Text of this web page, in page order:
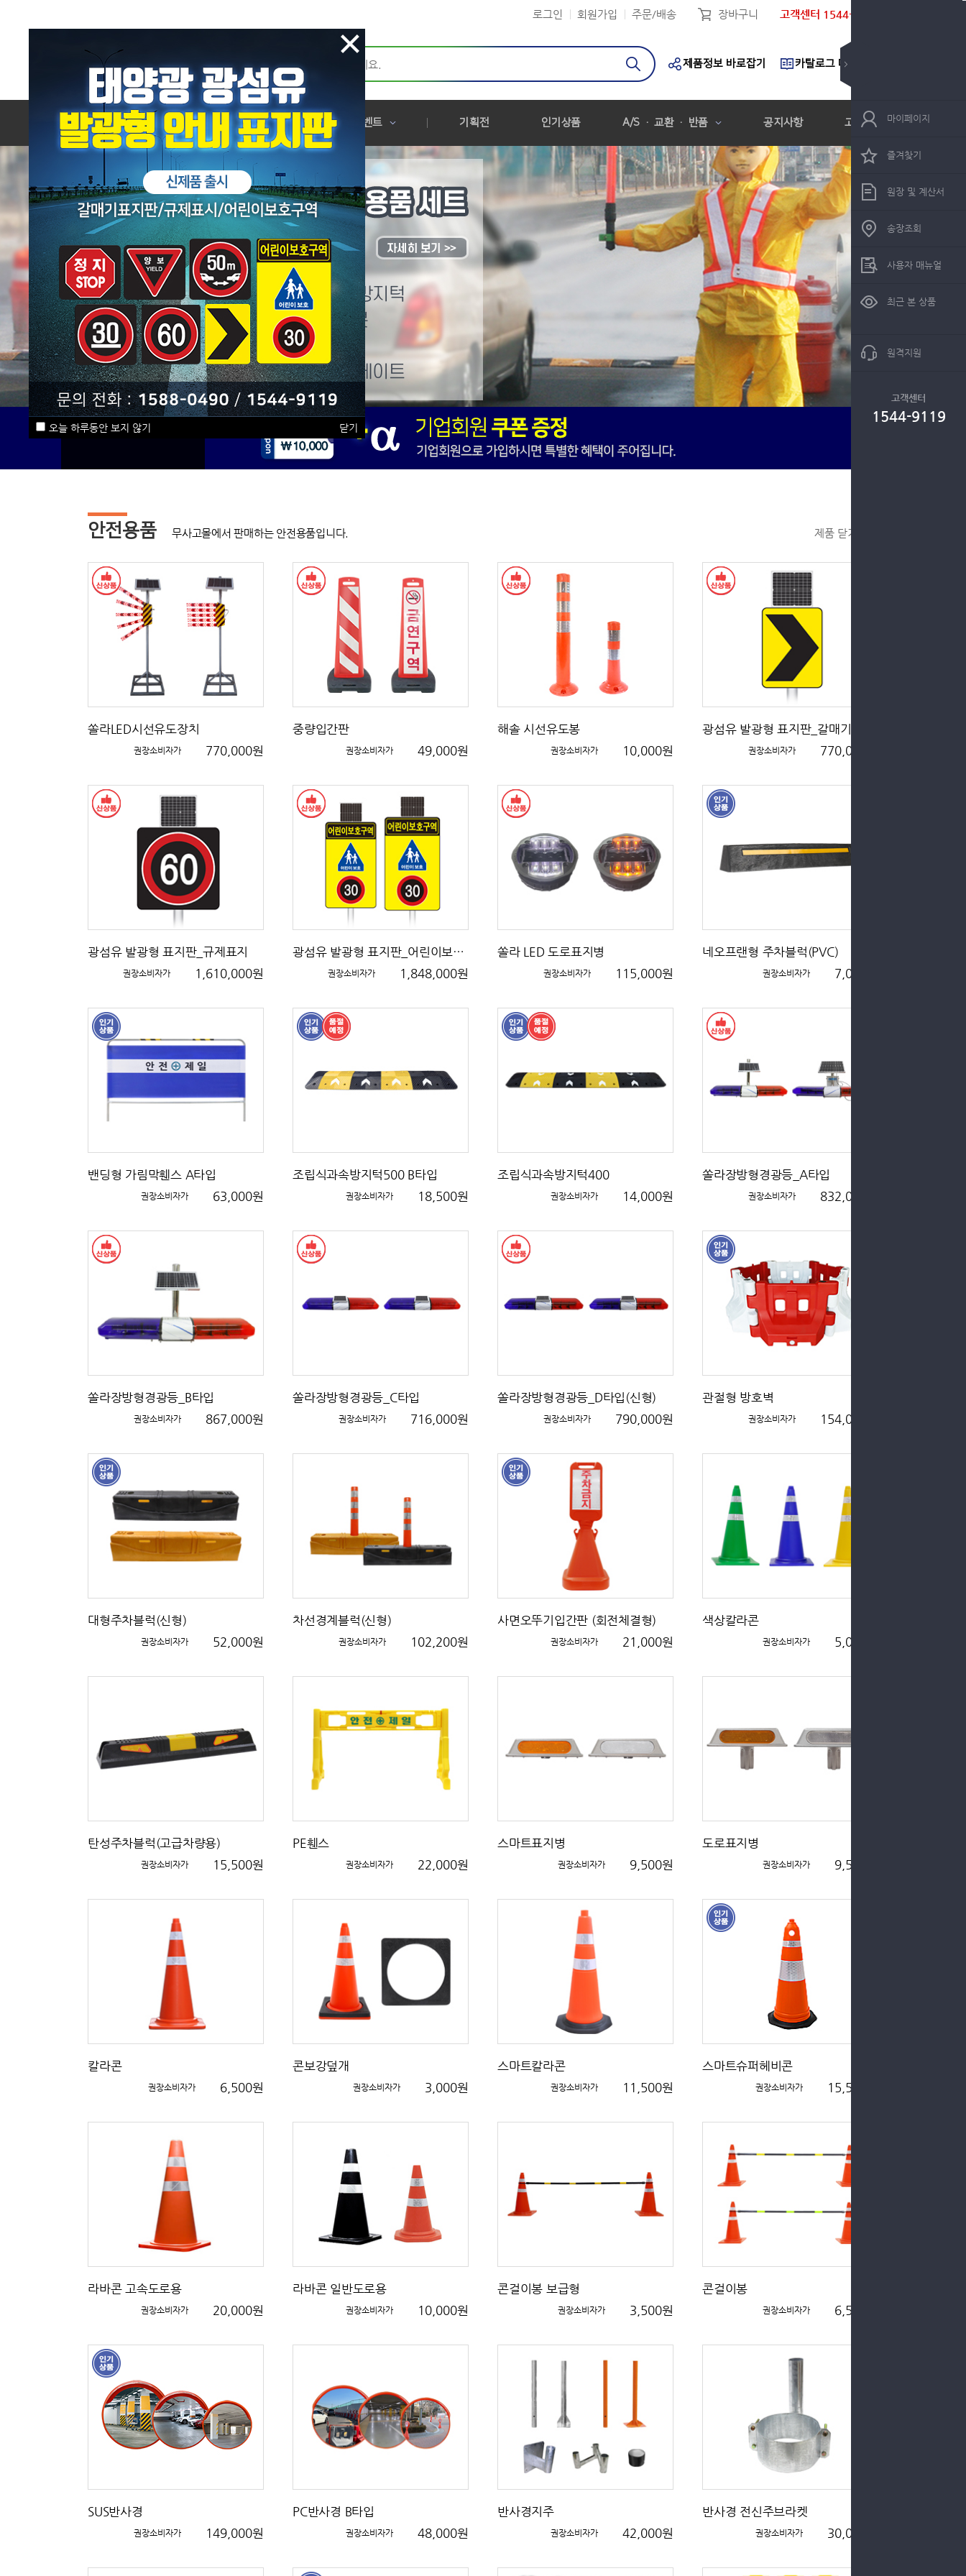
로그인 회원가입 주문/배송 장바구니 고객센터 1544-9119
제품정보 바로잡기 카탈로그 다운로드
제품 카테고리닫기
안전용품
어린이보호구역
기타
주문하기 이벤트 기획전 인기상품 A/S · 교환 · 반품 공지사항 고객센터 마이페이지
즐겨찾기
원장 및 계산서
송장조회
사용자 매뉴얼
최근 본 상품
원격지원
고객센터
1544-9119
안전용품 무사고몰에서 판매하는 안전용품입니다. 제품 닫기
쏠라LED시선유도장치
권장소비자가 770,000원
중량입간판
권장소비자가 49,000원
해솔 시선유도봉
권장소비자가 10,000원
광섬유 발광형 표지판_갈매기
권장소비자가 770,000원
광섬유 발광형 표지판_규제표지
권장소비자가 1,610,000원
광섬유 발광형 표지판_어린이보호구역표지
권장소비자가 1,848,000원
쏠라 LED 도로표지병
권장소비자가 115,000원
네오프랜형 주차블럭(PVC)
권장소비자가 7,000원
밴딩형 가림막휀스 A타입
권장소비자가 63,000원
조립식과속방지턱500 B타입
권장소비자가 18,500원
조립식과속방지턱400
권장소비자가 14,000원
쏠라장방형경광등_A타입
권장소비자가 832,000원
쏠라장방형경광등_B타입
권장소비자가 867,000원
쏠라장방형경광등_C타입
권장소비자가 716,000원
쏠라장방형경광등_D타입(신형)
권장소비자가 790,000원
관절형 방호벽
권장소비자가 154,000원
대형주차블럭(신형)
권장소비자가 52,000원
차선경계블럭(신형)
권장소비자가 102,200원
사면오뚜기입간판 (회전체결형)
권장소비자가 21,000원
색상칼라콘
권장소비자가 5,000원
탄성주차블럭(고급차량용)
권장소비자가 15,500원
PE휀스
권장소비자가 22,000원
스마트표지병
권장소비자가 9,500원
도로표지병
권장소비자가 9,500원
칼라콘
권장소비자가 6,500원
콘보강덮개
권장소비자가 3,000원
스마트칼라콘
권장소비자가 11,500원
스마트슈퍼헤비콘
권장소비자가 15,500원
라바콘 고속도로용
권장소비자가 20,000원
라바콘 일반도로용
권장소비자가 10,000원
콘걸이봉 보급형
권장소비자가 3,500원
콘걸이봉
권장소비자가 6,500원
SUS반사경
권장소비자가 149,000원
PC반사경 B타입
권장소비자가 48,000원
반사경지주
권장소비자가 42,000원
반사경 전신주브라켓
권장소비자가 30,000원
오늘 하루동안 보지 않기 닫기